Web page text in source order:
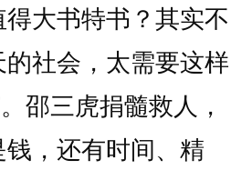
大书特书？其实不
社会，太需要这样
邵三虎捐髓救人，
，还有时间、精